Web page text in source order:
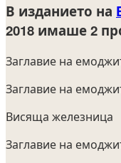
В изданието на
2018 имаше 2
Заглавие на
Заглавие на
Висяща железница
Заглавие на